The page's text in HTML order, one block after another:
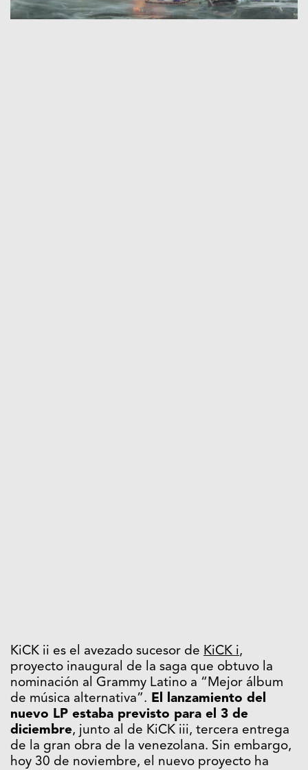
KiCK ii es el avezado sucesor de KiCK i,
proyecto inaugural de la saga que obtuvo la
nominación al Grammy Latino a “Mejor álbum
de música alternativa”. El lanzamiento del
nuevo LP estaba previsto para el 3 de
diciembre, junto al de KiCK iii, tercera entrega
de la gran obra de la venezolana. Sin embargo,
hoy 30 de noviembre, el nuevo proyecto ha